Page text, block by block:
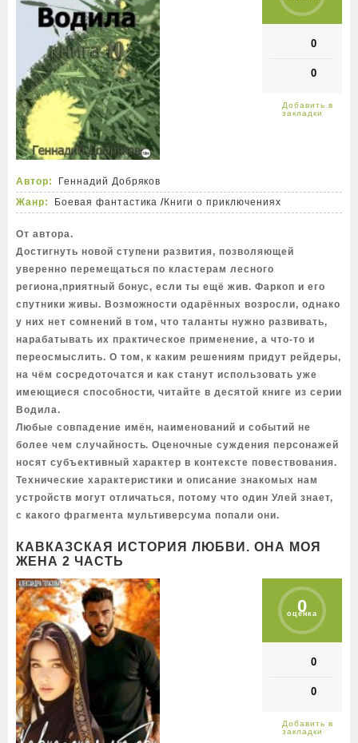
0
0
Автор:
Геннадий Добряков
Жанр:
Боевая фантастика /Книги о приключениях
От автора.
Достигнуть новой ступени развития, позволяющей
уверенно перемещаться по кластерам лесного
региона,приятный бонус, если ты ещё жив. Фаркоп и его
спутники живы. Возможности одарённых возросли, однако
у них нет сомнений в том, что таланты нужно развивать,
нарабатывать их практическое применение, а что-то и
переосмыслить. О том, к каким решениям придут рейдеры,
на чём сосредоточатся и как станут использовать уже
имеющиеся способности, читайте в десятой книге из серии
Водила.
Любые совпадение имён, наименований и событий не
более чем случайность. Оценочные суждения персонажей
носят субъективный характер в контексте повествования.
Технические характеристики и описание знакомых нам
устройств могут отличаться, потому что один Улей знает,
с какого фрагмента мультиверсума попали они.
КАВКАЗСКАЯ ИСТОРИЯ ЛЮБВИ. ОНА МОЯ
ЖЕНА 2 ЧАСТЬ
0
оценка
0
0